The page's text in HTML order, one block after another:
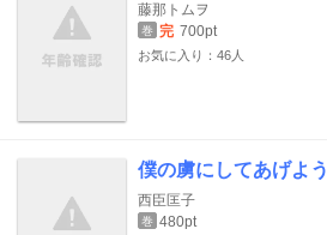
藤那トムヲ
巻 完 700pt
お気に入り：46人
僕の虜にしてあげよう
西臣匡子
巻 480pt